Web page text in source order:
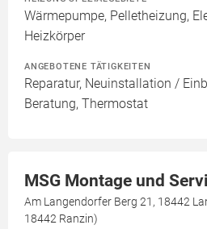
Wärmepumpe, Pelletheizung,
Heizkörper
ANGEBOTENE TÄTIGKEITEN
Reparatur, Neuinstallation /
Beratung, Thermostat
MSG Montage und
Am Langendorfer Berg 21, 18442
18442 Ranzin)